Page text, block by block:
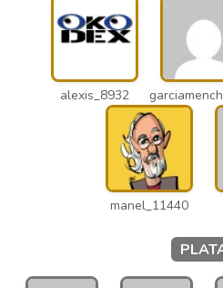
alexis_8932
manel_11440